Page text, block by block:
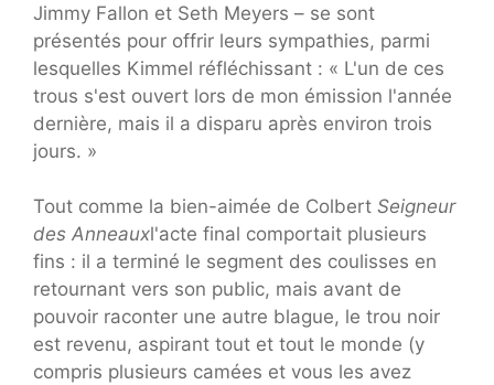
Jimmy Fallon et Seth Meyers – se sont
présentés pour offrir leurs sympathies, parmi
lesquelles Kimmel réfléchissant : « L'un de ces
trous s'est ouvert lors de mon émission l'année
dernière, mais il a disparu après environ trois
jours. »
Tout comme la bien-aimée de Colbert Seigneur
des Anneauxl'acte final comportait plusieurs
fins : il a terminé le segment des coulisses en
retournant vers son public, mais avant de
pouvoir raconter une autre blague, le trou noir
est revenu, aspirant tout et tout le monde (y
compris plusieurs camées et vous les avez